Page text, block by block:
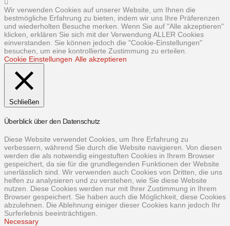
Wir verwenden Cookies auf unserer Website, um Ihnen die
bestmögliche Erfahrung zu bieten, indem wir uns Ihre Präferenzen
und wiederholten Besuche merken. Wenn Sie auf "Alle akzeptieren"
klicken, erklären Sie sich mit der Verwendung ALLER Cookies
einverstanden. Sie können jedoch die "Cookie-Einstellungen"
besuchen, um eine kontrollierte Zustimmung zu erteilen.
Cookie Einstellungen Alle akzeptieren
Schließen
Überblick über den Datenschutz
Diese Website verwendet Cookies, um Ihre Erfahrung zu
verbessern, während Sie durch die Website navigieren. Von diesen
werden die als notwendig eingestuften Cookies in Ihrem Browser
gespeichert, da sie für die grundlegenden Funktionen der Website
unerlässlich sind. Wir verwenden auch Cookies von Dritten, die uns
helfen zu analysieren und zu verstehen, wie Sie diese Website
nutzen. Diese Cookies werden nur mit Ihrer Zustimmung in Ihrem
Browser gespeichert. Sie haben auch die Möglichkeit, diese Cookies
abzulehnen. Die Ablehnung einiger dieser Cookies kann jedoch Ihr
Surferlebnis beeinträchtigen.
Necessary